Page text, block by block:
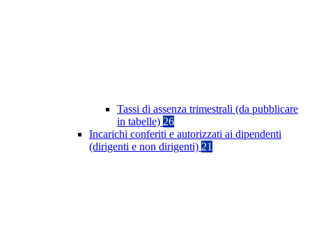
Tassi di assenza trimestrali (da pubblicare
in tabelle) 26
Incarichi conferiti e autorizzati ai dipendenti
(dirigenti e non dirigenti) 21